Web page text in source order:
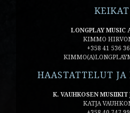
KEIKAT
LONGPLAY MUSIC
KIMMO
+358 41 536
HAASTATTELUT
K. VAUHKOSEN
KATJA